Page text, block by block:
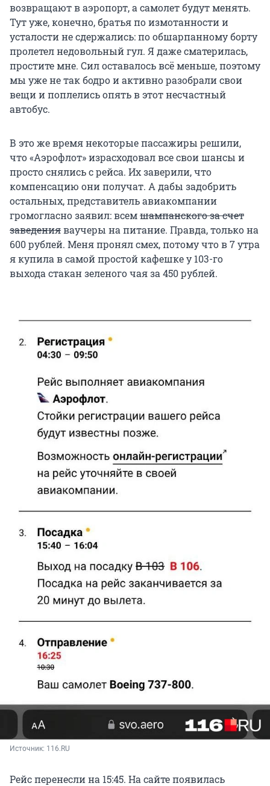
возвращают в аэропорт, а самолет будут менять.
Тут уже, конечно, братья по измотанности и
усталости не сдержались: по обшарпанному борту
пролетел недовольный гул. Я даже сматерилась,
простите мне. Сил оставалось всё меньше, поэтому
мы уже не так бодро и активно разобрали свои
вещи и поплелись опять в этот несчастный
автобус.
В это же время некоторые пассажиры решили,
что «Аэрофлот» израсходовал все свои шансы и
просто снялись с рейса. Их заверили, что
компенсацию они получат. А дабы задобрить
остальных, представитель авиакомпании
громогласно заявил: всемшампанского за счет
заведенияваучеры на питание. Правда, только на
600 рублей. Меня пронял смех, потому что в 7 утра
я купила в самой простой кафешке у 103-го
выхода стакан зеленого чая за 450 рублей.
Источник: 116.RU
Рейс перенесли на 15:45. На сайте появилась